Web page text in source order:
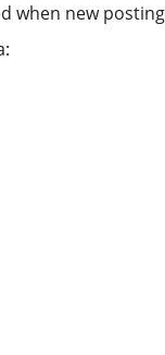
when new